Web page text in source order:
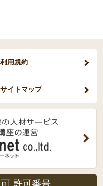
利用規約
サイトマップ